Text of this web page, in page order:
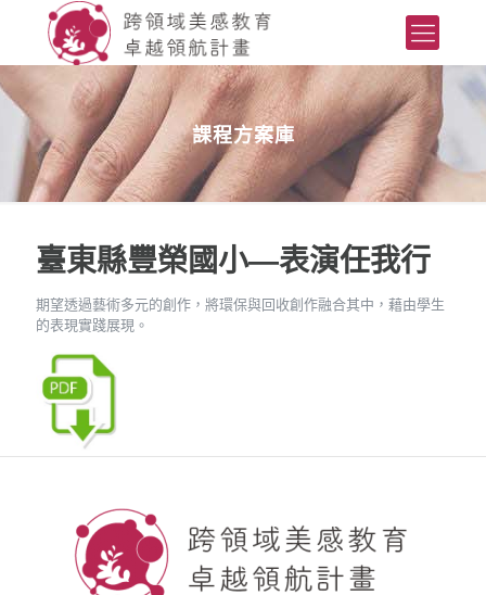
課程方案庫
臺東縣豐榮國小—表演任我行
期望透過藝術多元的創作，將環保與回收創作融合其中，藉由學生
的表現實踐展現。